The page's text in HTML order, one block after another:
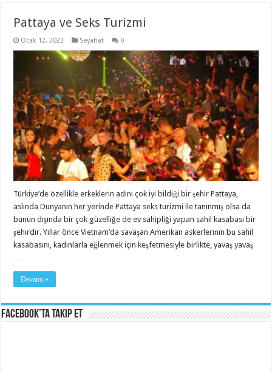
Pattaya ve Seks Turizmi
Ocak 12, 2022 Seyahat 0
Türkiye’de özellikle erkeklerin adını çok iyi bildiği bir şehir Pattaya,
aslında Dünyanın her yerinde Pattaya seks turizmi ile tanınmış olsa da
bunun dışında bir çok güzelliğe de ev sahipliği yapan sahil kasabası bir
şehirdir. Yıllar önce Vietnam’da savaşan Amerikan askerlerinin bu sahil
kasabasını, kadınlarla eğlenmek için keşfetmesiyle birlikte, yavaş yavaş
Devamı »
Facebook’ta Takip Et